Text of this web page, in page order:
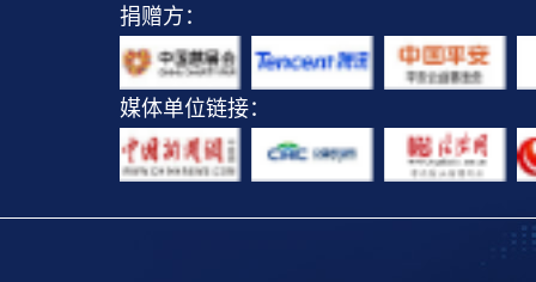
捐赠方：
媒体单位链接：